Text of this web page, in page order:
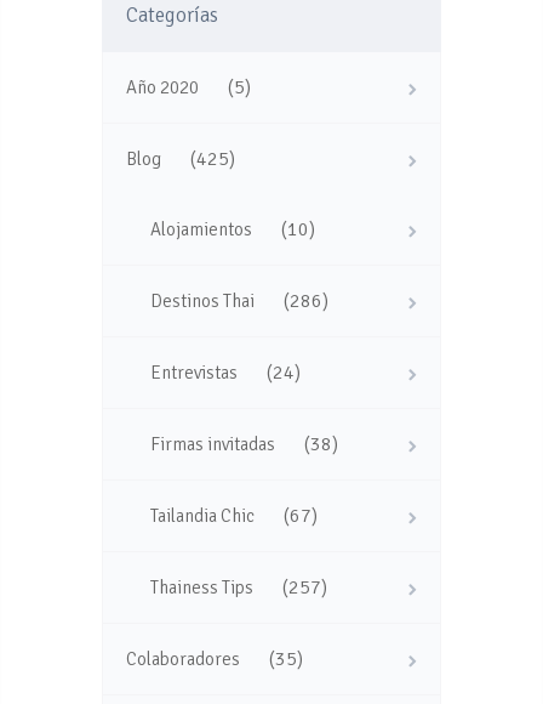
Categorías
Año 2020 (5)
Blog (425)
Alojamientos (10)
Destinos Thai (286)
Entrevistas (24)
Firmas invitadas (38)
Tailandia Chic (67)
Thainess Tips (257)
Colaboradores (35)